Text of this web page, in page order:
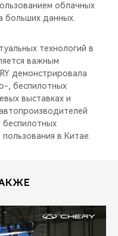
облачных
больших данных.
технологий в
важным
демонстрировала
, беспилотных
выставках и
беспилотных
в Китае.